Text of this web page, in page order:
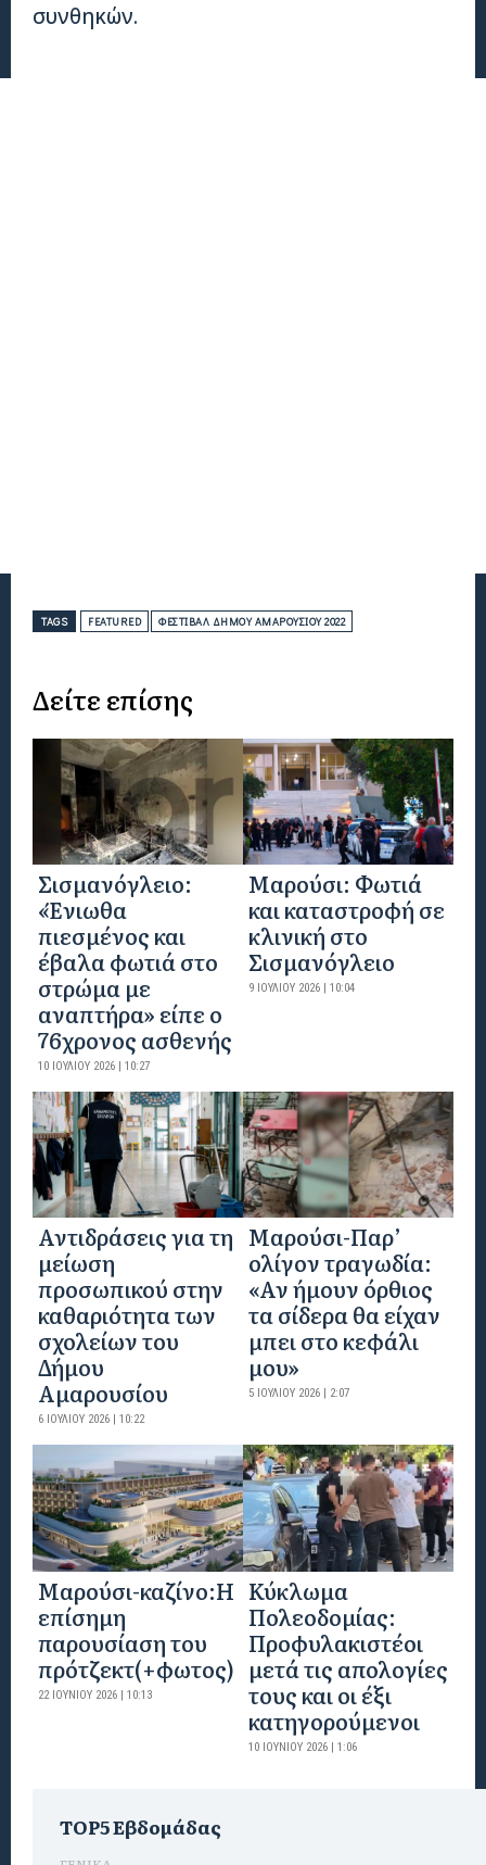
συνθηκών.
TAGS FEATURED ΦΕΣΤΙΒΑΛ ΔΉΜΟΥ ΑΜΑΡΟΥΣΊΟΥ 2022
Δείτε επίσης
Σισμανόγλειο:
«Ένιωθα
πιεσμένος και
έβαλα φωτιά στο
στρώμα με
αναπτήρα» είπε ο
76χρονος ασθενής
10 ΙΟΥΛΊΟΥ 2026 | 10:27
Μαρούσι: Φωτιά
και καταστροφή σε
κλινική στο
Σισμανόγλειο
9 ΙΟΥΛΊΟΥ 2026 | 10:04
Αντιδράσεις για τη
μείωση
προσωπικού στην
καθαριότητα των
σχολείων του
Δήμου
Αμαρουσίου
6 ΙΟΥΛΊΟΥ 2026 | 10:22
Μαρούσι-Παρ’
ολίγον τραγωδία:
«Αν ήμουν όρθιος
τα σίδερα θα είχαν
μπει στο κεφάλι
μου»
5 ΙΟΥΛΊΟΥ 2026 | 2:07
Mαρούσι-καζίνο:H
επίσημη
παρουσίαση του
πρότζεκτ(+φωτος)
22 ΙΟΥΝΊΟΥ 2026 | 10:13
Κύκλωμα
Πολεοδομίας:
Προφυλακιστέοι
μετά τις απολογίες
τους και οι έξι
κατηγορούμενοι
10 ΙΟΥΝΊΟΥ 2026 | 1:06
TOP5 Εβδομάδας